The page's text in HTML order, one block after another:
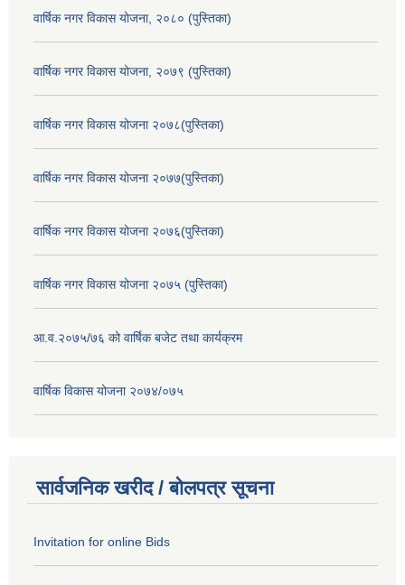
वार्षिक नगर विकास योजना, २०८० (पुस्तिका)
वार्षिक नगर विकास योजना, २०७९ (पुस्तिका)
वार्षिक नगर विकास योजना २०७८(पुस्तिका)
वार्षिक नगर विकास योजना २०७७(पुस्तिका)
वार्षिक नगर विकास योजना २०७६(पुस्तिका)
वार्षिक नगर विकास योजना २०७५ (पुस्तिका)
आ.व.२०७५/७६ को वार्षिक बजेट तथा कार्यक्रम
वार्षिक विकास योजना २०७४/०७५
सार्वजनिक खरीद / बोलपत्र सूचना
Invitation for online Bids